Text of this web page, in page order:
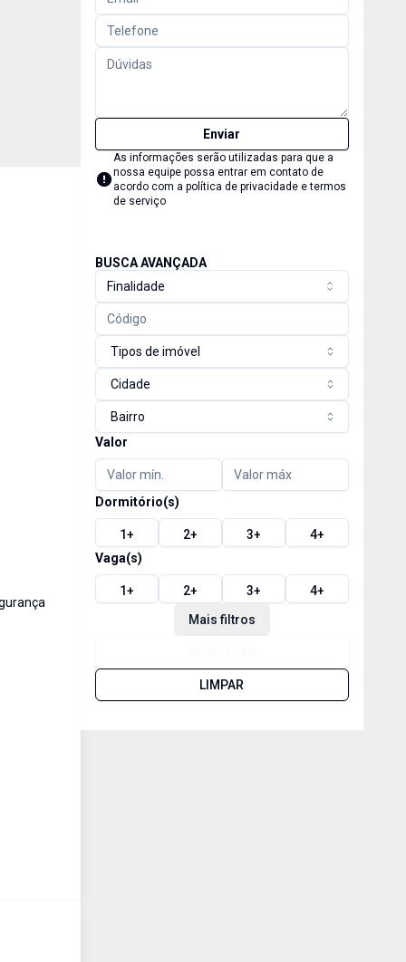
Enviar
As informações serão utilizadas para que a
nossa equipe possa entrar em contato de
acordo com a política de privacidade e termos
de serviço
BUSCA AVANÇADA
Finalidade
Tipos de imóvel
Cidade
Bairro
Valor
Dormitório(s)
1+ 2+ 3+ 4+
Vaga(s)
1+ 2+ 3+ 4+
Mais filtros
LIMPAR